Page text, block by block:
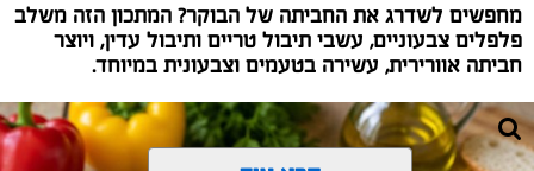
מחפשים לשדרג את החביתה של הבוקר? המתכון הזה משלב
פלפלים צבעוניים, עשבי תיבול טריים ותיבול עדין, ויוצר
חביתה אוורירית, עשירה בטעמים וצבעונית במיוחד.